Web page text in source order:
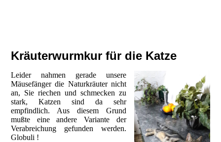
Kräuterwurmkur für die Katze
Leider nahmen gerade unsere
Mäusefänger die Naturkräuter nicht
an, Sie riechen und schmecken zu
stark, Katzen sind da sehr
empfindlich. Aus diesem Grund
mußte eine andere Variante der
Verabreichung gefunden werden.
Globuli !